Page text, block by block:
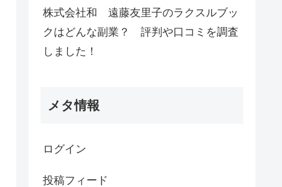
株式会社和 遠藤友里子のラクスルブッ
クはどんな副業？ 評判や口コミを調査
しました！
メタ情報
ログイン
投稿フィード